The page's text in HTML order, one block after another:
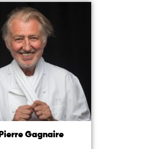
Pierre Gagnaire